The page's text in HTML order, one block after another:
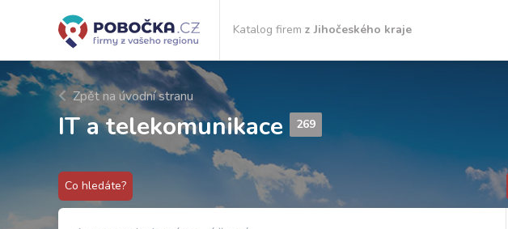
Katalog firem z Jihočeského kraje
Zpět na úvodní stranu
IT a telekomunikace 269
Co hledáte?